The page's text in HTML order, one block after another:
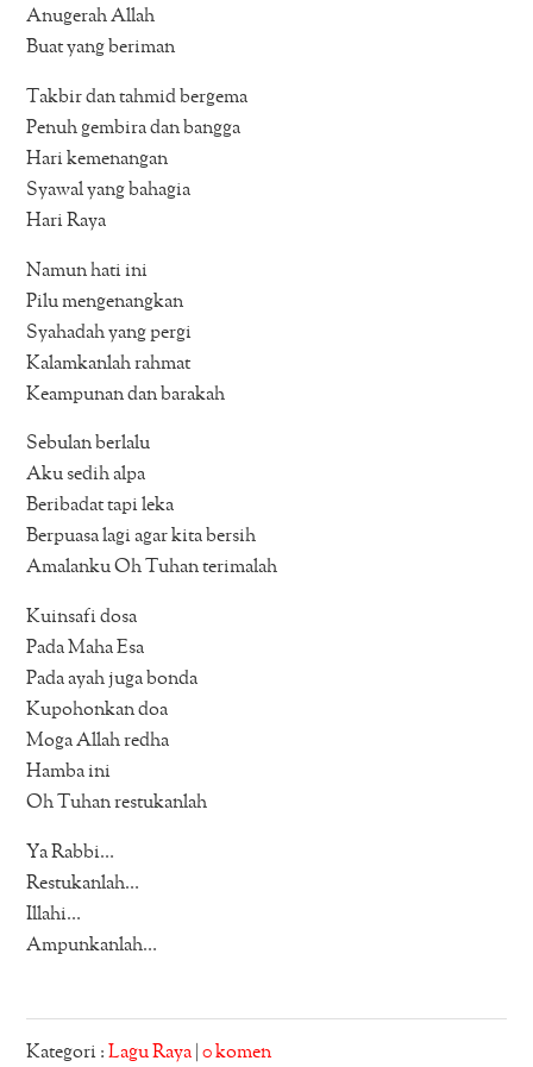
Anugerah Allah
Buat yang beriman
Takbir dan tahmid bergema
Penuh gembira dan bangga
Hari kemenangan
Syawal yang bahagia
Hari Raya
Namun hati ini
Pilu mengenangkan
Syahadah yang pergi
Kalamkanlah rahmat
Keampunan dan barakah
Sebulan berlalu
Aku sedih alpa
Beribadat tapi leka
Berpuasa lagi agar kita bersih
Amalanku Oh Tuhan terimalah
Kuinsafi dosa
Pada Maha Esa
Pada ayah juga bonda
Kupohonkan doa
Moga Allah redha
Hamba ini
Oh Tuhan restukanlah
Ya Rabbi…
Restukanlah…
Illahi…
Ampunkanlah…
Kategori :Lagu Raya |0 komen